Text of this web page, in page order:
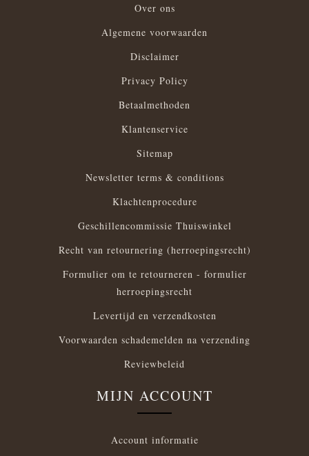
Over ons
Algemene voorwaarden
Disclaimer
Privacy Policy
Betaalmethoden
Klantenservice
Sitemap
Newsletter terms & conditions
Klachtenprocedure
Geschillencommissie Thuiswinkel
Recht van retournering (herroepingsrecht)
Formulier om te retourneren - formulier
herroepingsrecht
Levertijd en verzendkosten
Voorwaarden schademelden na verzending
Reviewbeleid
MIJN ACCOUNT
Account informatie